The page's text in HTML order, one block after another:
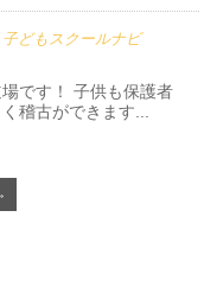
子どもスクールナビ
です！ 子供も保護者
稽古ができます...